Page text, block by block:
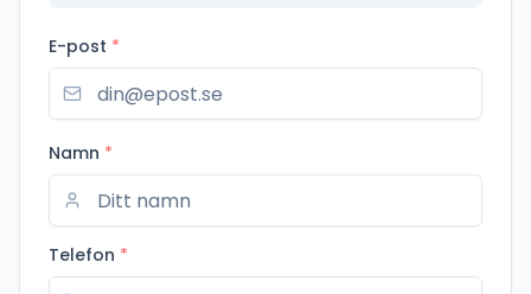
E-post *
Namn *
Telefon *